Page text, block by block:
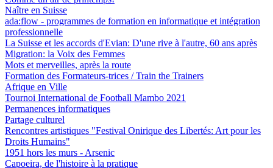
Naître en Suisse
ada:flow - programmes de formation en informatique et intégration
professionnelle
La Suisse et les accords d'Evian: D'une rive à l'autre, 60 ans après
Migration: la Voix des Femmes
Mots et merveilles, après la route
Formation des Formateurs-trices / Train the Trainers
Afrique en Ville
Tournoi International de Football Mambo 2021
Permanences informatiques
Partage culturel
Rencontres artistiques "Festival Onirique des Libertés: Art pour les
Droits Humains"
1951 hors les murs - Arsenic
Capoeira, de l'histoire à la pratique